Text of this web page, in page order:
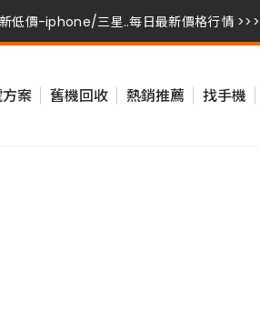
低價-iphone/三星..每日最新價格行情
新低價-iphone/三星..每日最新價格行情 >>>
案 舊機回收 熱銷推薦 找手機